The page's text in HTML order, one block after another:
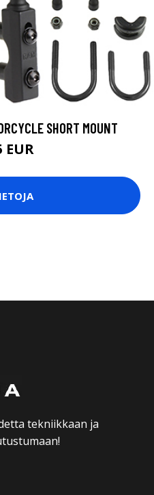
SHORT MOUNT
EUR
tekniikkaan ja